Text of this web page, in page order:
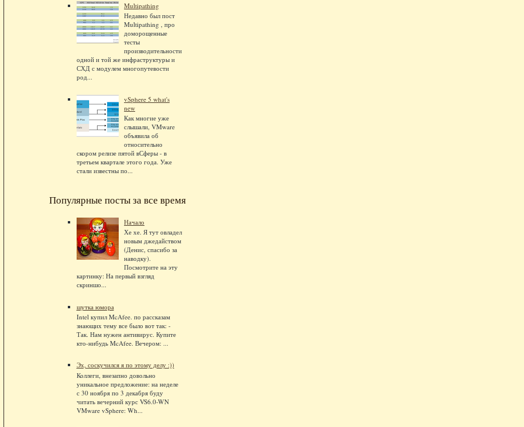
Multipathing
Недавно был пост
Multipathing , про
доморощенные
тесты
производительности
одной и той же инфраструктуры и
СХД с модулем многопутевости
род...
vSphere 5 what's
new
Как многие уже
слышали, VMware
объявила об
относительно
скором релизе пятой вСферы - в
третьем квартале этого года. Уже
стали известны по...
Популярные посты за все время
Начало
Хе хе. Я тут овладел
новым джедайством
(Денис, спасибо за
наводку).
Посмотрите на эту
картинку: На первый взгляд
скриншо...
шутка юмора
Intel купил McAfee. по рассказам
знающих тему все было вот так: -
Так. Нам нужен антивирус. Купите
кто-нибудь McAfee. Вечером: ...
Эх, соскучился я по этому делу :))
Коллеги, внезапно довольно
уникальное предложение: на неделе
с 30 ноября по 3 декабря буду
читать вечерний курс VS6.0-WN
VMware vSphere: Wh...